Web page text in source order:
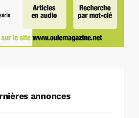
annonces